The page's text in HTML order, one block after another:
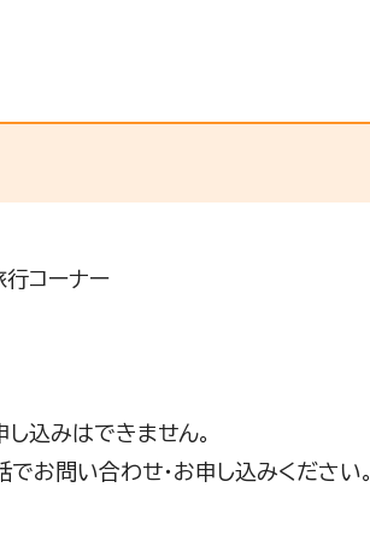
コーナー
込みはできません。
お問い合わせ・お申し込みください。